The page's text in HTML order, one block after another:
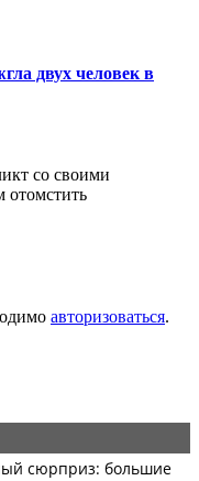
двух человек в
со своими
отомстить
авторизоваться.